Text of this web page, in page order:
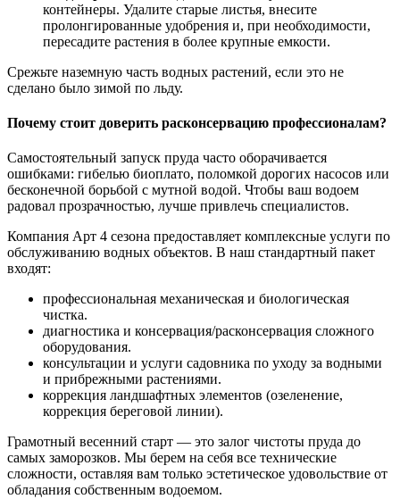
контейнеры. Удалите старые листья, внесите
пролонгированные удобрения и, при необходимости,
пересадите растения в более крупные емкости.
Срежьте наземную часть водных растений, если это не
сделано было зимой по льду.
Почему стоит доверить расконсервацию профессионалам?
Самостоятельный запуск пруда часто оборачивается
ошибками: гибелью биоплато, поломкой дорогих насосов или
бесконечной борьбой с мутной водой. Чтобы ваш водоем
радовал прозрачностью, лучше привлечь специалистов.
Компания Арт 4 сезона предоставляет комплексные услуги по
обслуживанию водных объектов. В наш стандартный пакет
входят:
профессиональная механическая и биологическая
чистка.
диагностика и консервация/расконсервация сложного
оборудования.
консультации и услуги садовника по уходу за водными
и прибрежными растениями.
коррекция ландшафтных элементов (озеленение,
коррекция береговой линии).
Грамотный весенний старт — это залог чистоты пруда до
самых заморозков. Мы берем на себя все технические
сложности, оставляя вам только эстетическое удовольствие от
обладания собственным водоемом.